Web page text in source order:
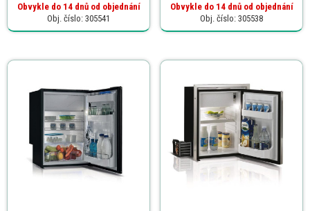
Obvykle do 14 dnů od objednání
Obj. číslo: 305541
Obvykle do 14 dnů od objednání
Obj. číslo: 305538